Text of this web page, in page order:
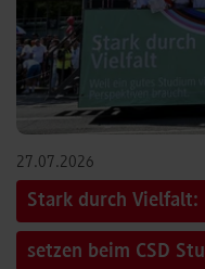
27.07.2026
Stark durch Vielfalt:
setzen beim CSD